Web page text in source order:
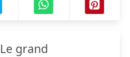
Le grand